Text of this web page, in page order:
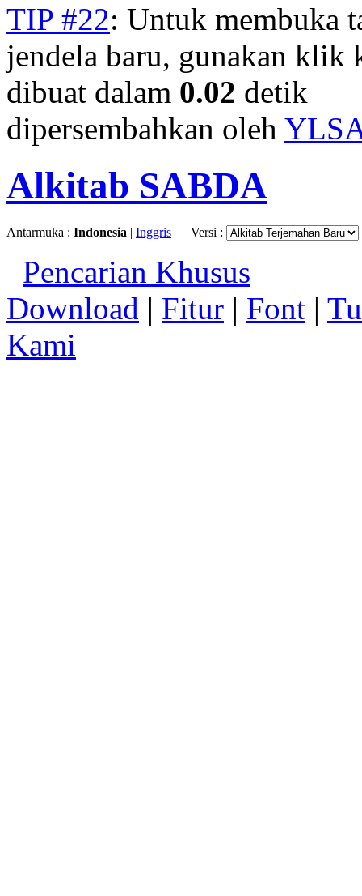
TIP #22: Untuk membuka
jendela baru, gunakan klik
dibuat dalam 0.02 detik
dipersembahkan oleh
Alkitab SABDA
Antarmuka : Indonesia | Inggris Versi :
Pencarian Khusus
Download | Fitur | Font |
Kami